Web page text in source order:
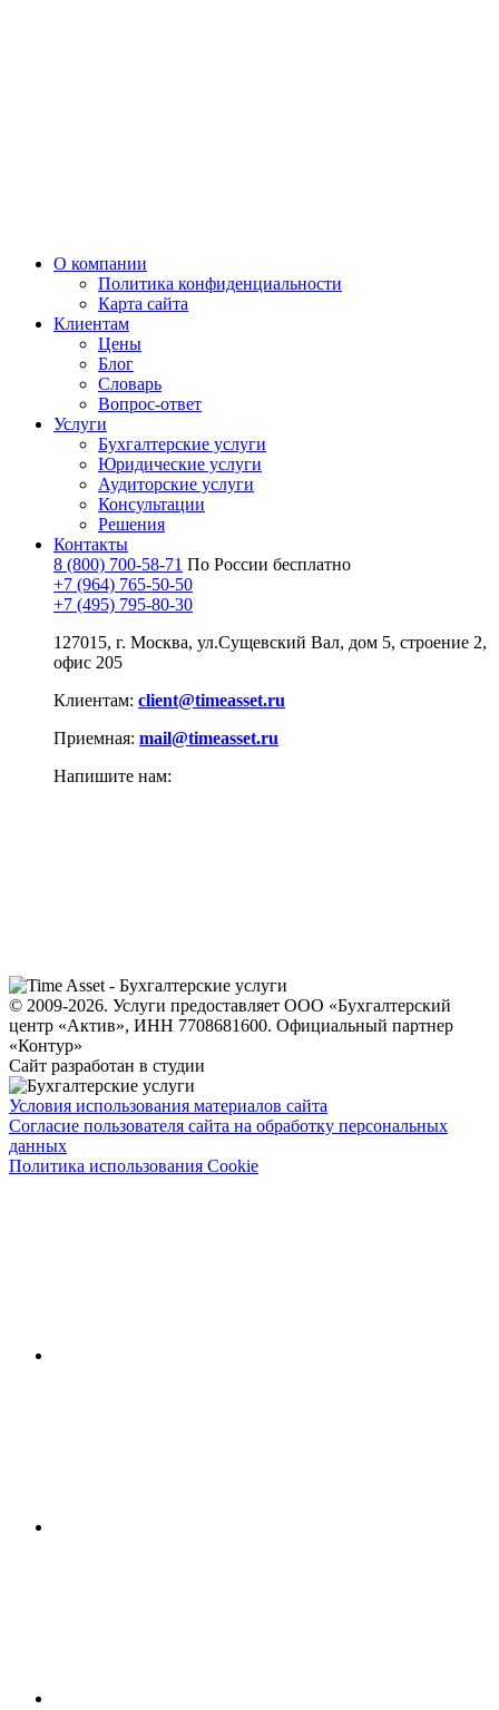
О компании
Политика конфиденциальности
Карта сайта
Клиентам
Цены
Блог
Словарь
Вопрос-ответ
Услуги
Бухгалтерские услуги
Юридические услуги
Аудиторские услуги
Консультации
Решения
Контакты
8 (800) 700-58-71 По России бесплатно
+7 (964) 765-50-50
+7 (495) 795-80-30
127015, г. Москва, ул.Сущевский Вал, дом 5, строение 2,
офис 205
Клиентам: client@timeasset.ru
Приемная: mail@timeasset.ru
Напишите нам:
© 2009-2026. Услуги предоставляет ООО «Бухгалтерский
центр «Актив», ИНН 7708681600. Официальный партнер
«Контур»
Сайт разработан в студии
Условия использования материалов сайта
Согласие пользователя сайта на обработку персональных
данных
Политика использования Cookie